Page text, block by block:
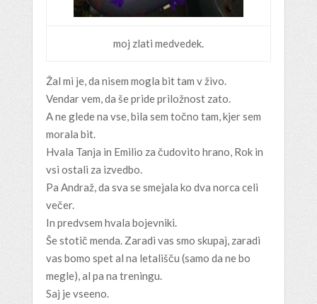
moj zlati medvedek.
Žal mi je, da nisem mogla bit tam v živo.
Vendar vem, da še pride priložnost zato.
A ne glede na vse, bila sem točno tam, kjer sem
morala bit.
Hvala Tanja in Emilio za čudovito hrano, Rok in
vsi ostali za izvedbo.
Pa Andraž, da sva se smejala ko dva norca celi
večer.
In predvsem hvala bojevniki.
Še stotič menda. Zaradi vas smo skupaj, zaradi
vas bomo spet al na letališču (samo da ne bo
megle), al pa na treningu.
Saj je vseeno.